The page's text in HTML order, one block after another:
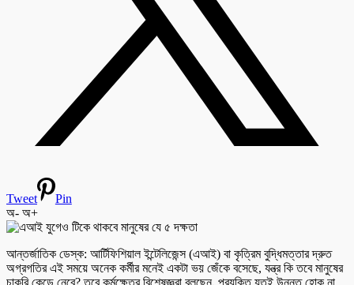
Tweet
Pin
অ- অ+
আন্তর্জাতিক ডেস্ক: আর্টিফিশিয়াল ইন্টেলিজেন্স (এআই) বা কৃত্রিম বুদ্ধিমত্তার দ্রুত
অগ্রগতির এই সময়ে অনেক কর্মীর মনেই একটা ভয় জেঁকে বসেছে, যন্ত্র কি তবে মানুষের
চাকরি কেড়ে নেবে? তবে কর্মক্ষেত্র বিশেষজ্ঞরা বলছেন, প্রযুক্তি যতই উন্নত হোক না